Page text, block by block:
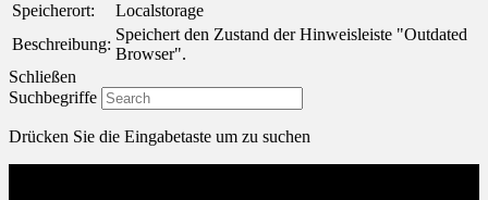
Speicherort:
Localstorage
Beschreibung:
Speichert den Zustand der Hinweisleiste "Outdated
Browser".
Schließen
Suchbegriffe
Drücken Sie die Eingabetaste um zu suchen